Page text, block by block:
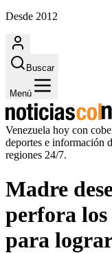
Desde 2012
Buscar
Menú
Venezuela hoy con
deportes e información
regiones 24/7.
Madre
perfora los
para